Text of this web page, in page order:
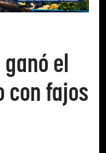
ganó el
con fajos